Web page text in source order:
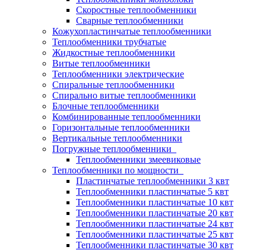
Скоростные теплообменники
Сварные теплообменники
Кожухопластинчатые теплообменники
Теплообменники трубчатые
Жидкостные теплообменники
Витые теплообменники
Теплообменники электрические
Спиральные теплообменники
Спирально витые теплообменники
Блочные теплообменники
Комбинированные теплообменники
Горизонтальные теплообменники
Вертикальные теплообменники
Погружные теплообменники
Теплообменники змеевиковые
Теплообменники по мощности
Пластинчатые теплообменники 3 квт
Теплообменники пластинчатые 5 квт
Теплообменники пластинчатые 10 квт
Теплообменники пластинчатые 20 квт
Теплообменники пластинчатые 24 квт
Теплообменники пластинчатые 25 квт
Теплообменники пластинчатые 30 квт